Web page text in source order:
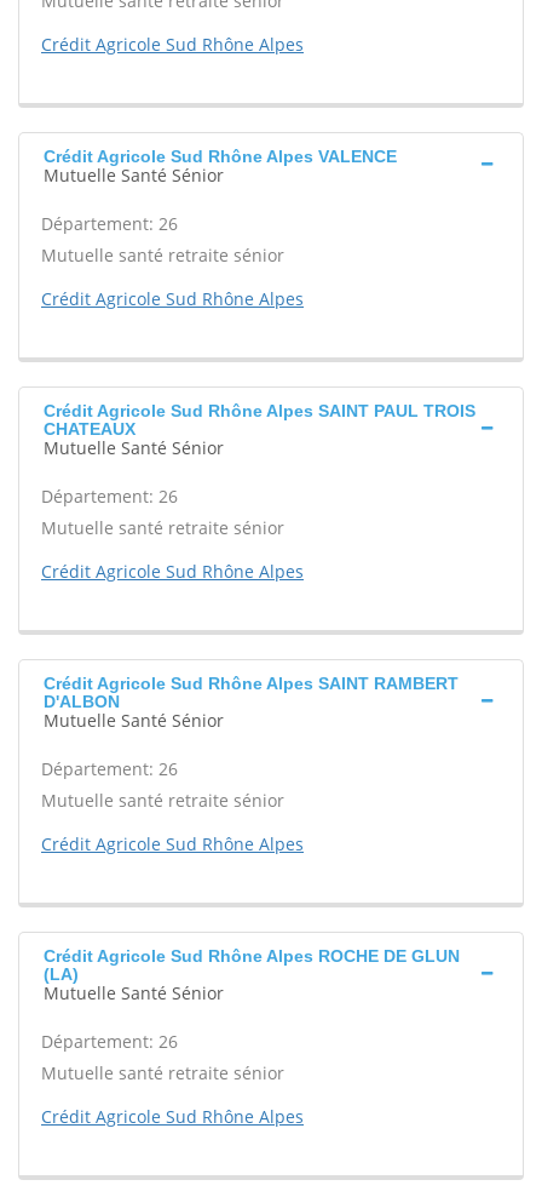
Crédit Agricole Sud Rhône Alpes
Crédit Agricole Sud Rhône Alpes VALENCE
Mutuelle Santé Sénior
Département: 26
Mutuelle santé retraite sénior
Crédit Agricole Sud Rhône Alpes
Crédit Agricole Sud Rhône Alpes SAINT PAUL TROIS
CHATEAUX
Mutuelle Santé Sénior
Département: 26
Mutuelle santé retraite sénior
Crédit Agricole Sud Rhône Alpes
Crédit Agricole Sud Rhône Alpes SAINT RAMBERT
D'ALBON
Mutuelle Santé Sénior
Département: 26
Mutuelle santé retraite sénior
Crédit Agricole Sud Rhône Alpes
Crédit Agricole Sud Rhône Alpes ROCHE DE GLUN
(LA)
Mutuelle Santé Sénior
Département: 26
Mutuelle santé retraite sénior
Crédit Agricole Sud Rhône Alpes